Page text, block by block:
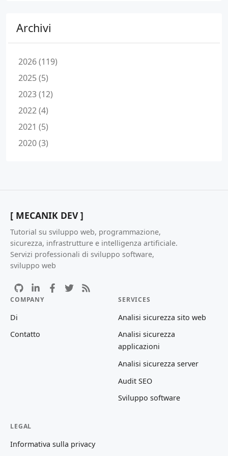
Archivi
2026 (119)
2025 (5)
2023 (12)
2022 (4)
2021 (5)
2020 (3)
[ MECANIK DEV ]
Tutorial su sviluppo web, programmazione,
sicurezza, infrastrutture e intelligenza artificiale.
Servizi professionali di sviluppo software,
sviluppo web
COMPANY
Di
Contatto
SERVICES
Analisi sicurezza sito web
Analisi sicurezza
applicazioni
Analisi sicurezza server
Audit SEO
Sviluppo software
LEGAL
Informativa sulla privacy